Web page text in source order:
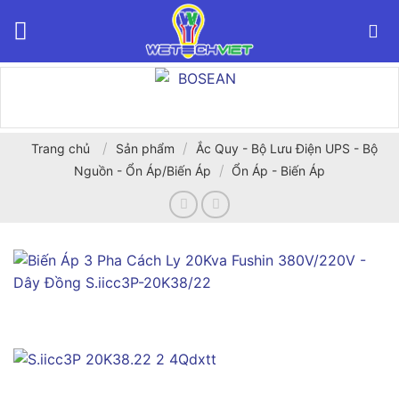
Trang chủ / Sản phẩm /
Ắc Quy - Bộ Lưu Điện UPS - Bộ
Nguồn - Ổn Áp/Biến Áp
/ Ổn Áp - Biến Áp